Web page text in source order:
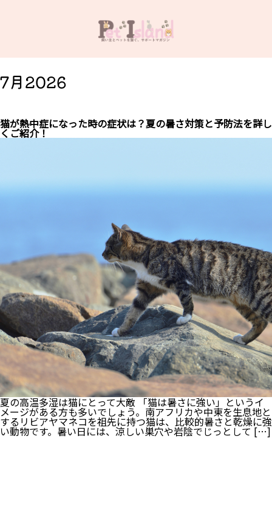
7月2026
猫が熱中症になった時の症状は？夏の暑さ対策と予防法を詳し
くご紹介！
夏の高温多湿は猫にとって大敵 「猫は暑さに強い」というイ
メージがある方も多いでしょう。南アフリカや中東を生息地と
するリビアヤマネコを祖先に持つ猫は、比較的暑さと乾燥に強
い動物です。暑い日には、涼しい巣穴や岩陰でじっとして […]